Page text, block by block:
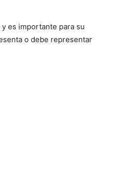
es importante para su
o debe representar